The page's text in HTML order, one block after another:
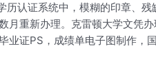
认证系统中，模糊的印章、
重新办理。克雷顿大学文凭
业证PS，成绩单电子图制作，